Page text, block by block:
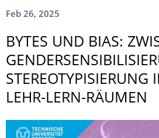
Feb 26, 2025
BYTES UND BIAS:
STEREOTYPISIER­UNG
LEHR-LERN-RÄUMEN